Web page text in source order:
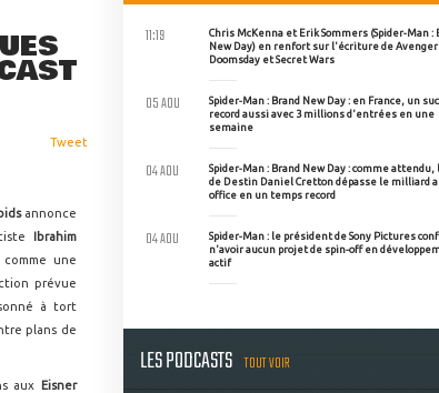
Tweet
annonce
Ibrahim
comme une
prévue
à tort
plans de
aux Eisner
Chris McKenna et Erik Sommers (Spider-Man :
New Day) en renfort sur l'écriture de
Doomsday et Secret Wars
11:19
Spider-Man : Brand New Day : en France, un
record aussi avec 3 millions d'entrées en une
semaine
05 AOU
Spider-Man : Brand New Day : comme
de Destin Daniel Cretton dépasse le milliard
office en un temps record
04 AOU
Spider-Man : le président de Sony Pictures
n'avoir aucun projet de spin-off en
actif
04 AOU
LES PODCASTS TOUT VOIR